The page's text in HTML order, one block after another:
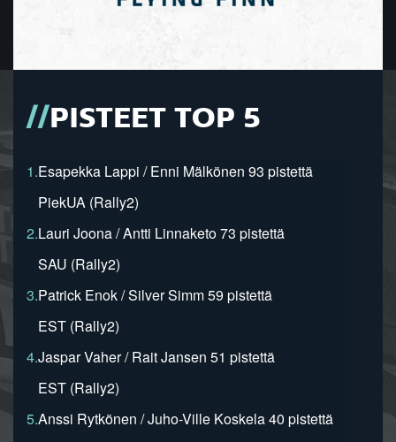
PISTEET TOP 5
1.Esapekka Lappi / Enni Mälkönen 93 pistettä
PiekUA (Rally2)
2.Lauri Joona / Antti Linnaketo 73 pistettä
SAU (Rally2)
3.Patrick Enok / Silver Simm 59 pistettä
EST (Rally2)
4.Jaspar Vaher / Rait Jansen 51 pistettä
EST (Rally2)
5.Anssi Rytkönen / Juho-Ville Koskela 40 pistettä